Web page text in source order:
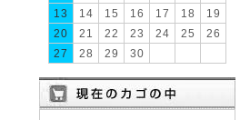
13
14 15 16 17 18
19
20
21 22 23 24 25
26
27
28 29 30